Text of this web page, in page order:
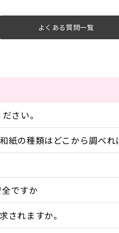
よくある質問一覧
さい。
紙の種類はどこから調べれ
ですか
されますか。